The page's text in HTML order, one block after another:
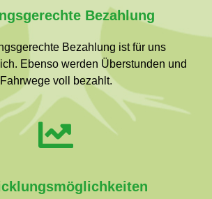
Bezahlung
Bezahlung ist für uns
Ebenso werden Überstunden und
Fahrwege voll bezahlt.